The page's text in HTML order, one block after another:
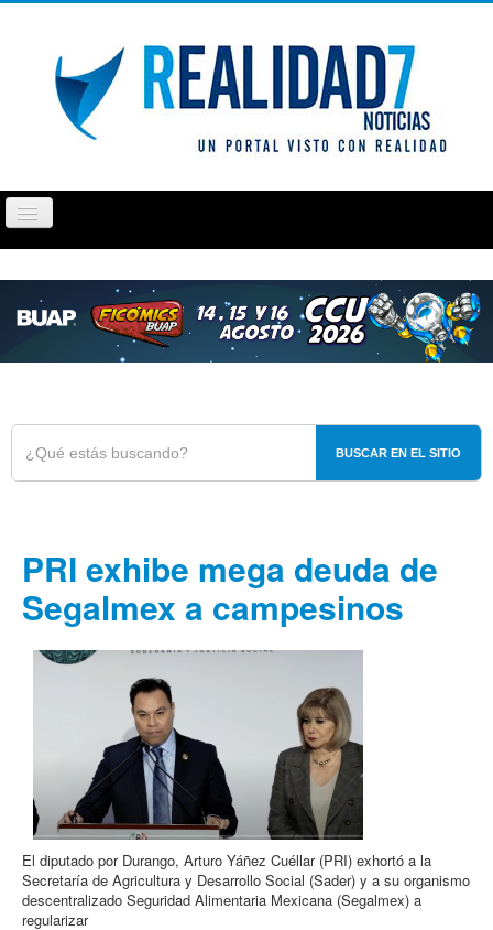
Cambiar
navegación
PUEBLA TLAXCALA OPINIÓN
BUSCAR EN EL SITIO
PRI exhibe mega deuda de
Segalmex a campesinos
El diputado por Durango, Arturo Yáñez Cuéllar (PRI) exhortó a la
Secretaría de Agricultura y Desarrollo Social (Sader) y a su organismo
descentralizado Seguridad Alimentaria Mexicana (Segalmex) a
regularizar